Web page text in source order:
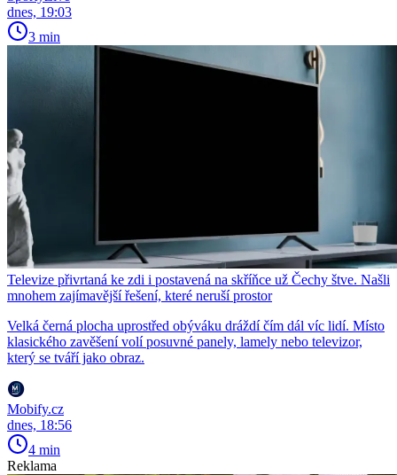
dnes, 19:03
3 min
Televize přivrtaná ke zdi i postavená na skříňce už Čechy štve. Našli
mnohem zajímavější řešení, které neruší prostor
Velká černá plocha uprostřed obýváku dráždí čím dál víc lidí. Místo
klasického zavěšení volí posuvné panely, lamely nebo televizor,
který se tváří jako obraz.
Mobify.cz
dnes, 18:56
4 min
Reklama